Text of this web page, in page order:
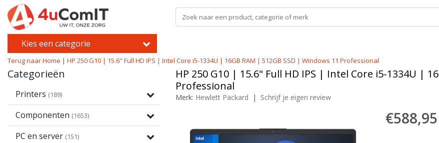
Kies een categorie
Terug naar Home | HP 250 G10 | 15.6" Full HD IPS | Intel Core i5-1334U | 16GB RAM | 512GB SSD | Windows 11 Professional
Categorieën
Printers (189)
Componenten (1653)
PC en server (151)
HP 250 G10 | 15.6" Full HD IPS | Intel Core i5-1334U |
Professional
Merk: Hewlett Packard | Schrijf je eigen review
€588,95